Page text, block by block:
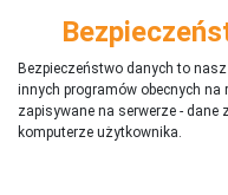
Bezpieczeństwo danych to
innych programów obecnych na
zapisywane na serwerze -
komputerze użytkownika.